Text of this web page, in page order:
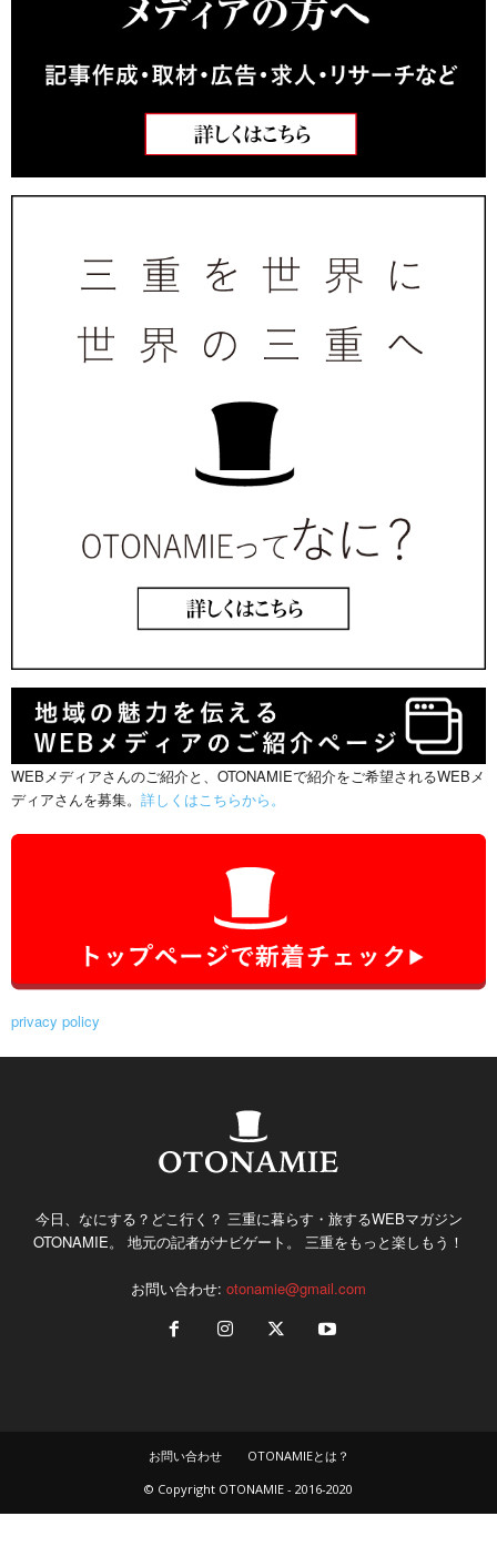
WEBメディアさんのご紹介と、OTONAMIEで紹介をご希望されるWEBメ
ディアさんを募集。 詳しくはこちらから。
privacy policy
今日、なにする？どこ行く？ 三重に暮らす・旅するWEBマガジン
OTONAMIE。 地元の記者がナビゲート。 三重をもっと楽しもう！
お問い合わせ: otonamie@gmail.com
お問い合わせ
OTONAMIEとは？
© Copyright OTONAMIE - 2016-2020